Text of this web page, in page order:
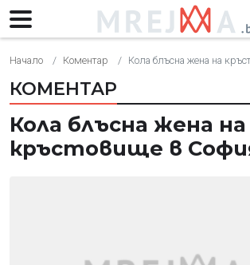
Начало Коментар Кола блъсна жена на
КОМЕНТАР
Кола блъсна жена на
кръстовище в